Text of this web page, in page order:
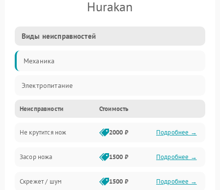
Hurakan
Виды неисправностей
Механика
Электропитание
Неисправности Стоимость
Не крутится нож 2000 ₽ Подробнее →
Засор ножа 1500 ₽ Подробнее →
Скрежет / шум 1500 ₽ Подробнее →